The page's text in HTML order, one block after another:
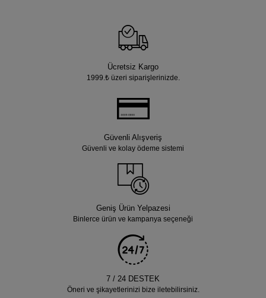
Ücretsiz Kargo
1999.₺ üzeri siparişlerinizde.
Güvenli Alışveriş
Güvenli ve kolay ödeme sistemi
Geniş Ürün Yelpazesi
Binlerce ürün ve kampanya seçeneği
7 / 24 DESTEK
Öneri ve şikayetlerinizi bize iletebilirsiniz.